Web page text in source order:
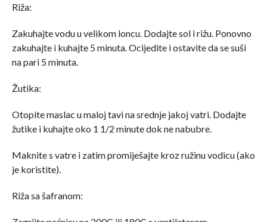
Riža:
Zakuhajte vodu u velikom loncu. Dodajte sol i rižu. Ponovno
zakuhajte i kuhajte 5 minuta. Ocijedite i ostavite da se suši
na pari 5 minuta.
Žutika:
Otopite maslac u maloj tavi na srednje jakoj vatri. Dodajte
žutike i kuhajte oko 1 1/2 minute dok ne nabubre.
Maknite s vatre i zatim promiješajte kroz ružinu vodicu (ako
je koristite).
Riža sa šafranom: